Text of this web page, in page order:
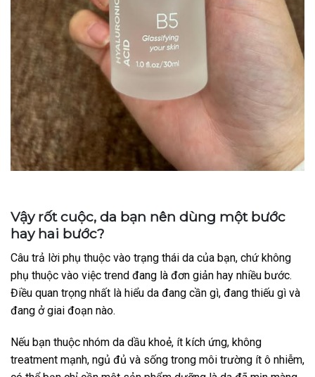
Vậy rốt cuộc, da bạn nên dùng một bước
hay hai bước?
Câu trả lời phụ thuộc vào trạng thái da của bạn, chứ không
phụ thuộc vào việc trend đang là đơn giản hay nhiều bước.
Điều quan trọng nhất là hiểu da đang cần gì, đang thiếu gì và
đang ở giai đoạn nào.
Nếu bạn thuộc nhóm da dầu khoẻ, ít kích ứng, không
treatment mạnh, ngủ đủ và sống trong môi trường ít ô nhiễm,